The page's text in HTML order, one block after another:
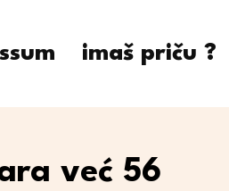
imaš priču ?
već 56